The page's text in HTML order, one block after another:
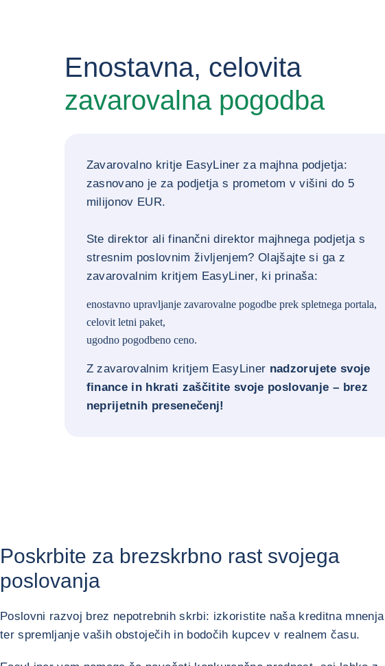
Enostavna, celovita
zavarovalna pogodba
Zavarovalno kritje EasyLiner za majhna podjetja:
zasnovano je za podjetja s prometom v višini do 5
milijonov EUR.
Ste direktor ali finančni direktor majhnega podjetja s
stresnim poslovnim življenjem? Olajšajte si ga z
zavarovalnim kritjem EasyLiner, ki prinaša:
enostavno upravljanje zavarovalne pogodbe prek spletnega portala,
celovit letni paket,
ugodno pogodbeno ceno.
Z zavarovalnim kritjem EasyLiner nadzorujete svoje
finance in hkrati zaščitite svoje poslovanje – brez
neprijetnih presenečenj!
Poskrbite za brezskrbno rast svojega
poslovanja
Poslovni razvoj brez nepotrebnih skrbi: izkoristite naša kreditna mnenja
ter spremljanje vaših obstoječih in bodočih kupcev v realnem času.